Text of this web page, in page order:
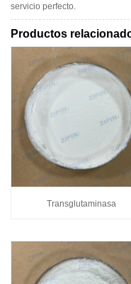
servicio perfecto.
Productos
Transglutaminasa